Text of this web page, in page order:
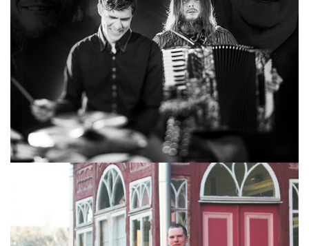
DUO MALVA & PRIKS ENG